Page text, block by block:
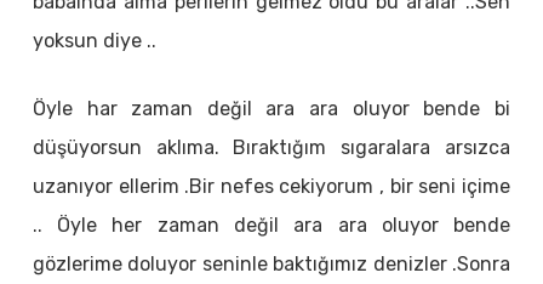
yoksun diye ..
Öyle har zaman değil ara ara oluyor bende bi
düşüyorsun aklıma. Bıraktığım sıgaralara arsızca
uzanıyor ellerim .Bir nefes cekiyorum , bir seni içime
.. Öyle her zaman değil ara ara oluyor bende
gözlerime doluyor seninle baktığımız denizler .Sonra